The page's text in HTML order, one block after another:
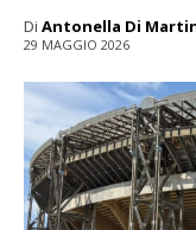
Di Antonella Di
29 MAGGIO 2026